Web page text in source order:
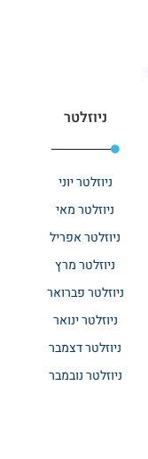
ניוזלטר
ניוזלטר יוני
ניוזלטר מאי
ניוזלטר אפריל
ניוזלטר מרץ
ניוזלטר פברואר
ניוזלטר ינואר
ניוזלטר דצמבר
ניוזלטר נובמבר